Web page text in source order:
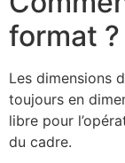
format ?
Les dimensions
toujours en
libre pour
du cadre.